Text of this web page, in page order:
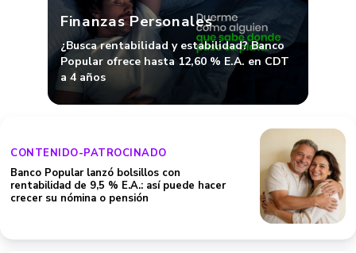
Finanzas Personales
¿Busca rentabilidad y estabilidad? Banco
Popular ofrece hasta 12,60 % E.A. en CDT
a 4 años
CONTENIDO-PATROCINADO
Banco Popular lanzó bolsillos con
rentabilidad de 9,5 % E.A.: así puede hacer
crecer su nómina o pensión